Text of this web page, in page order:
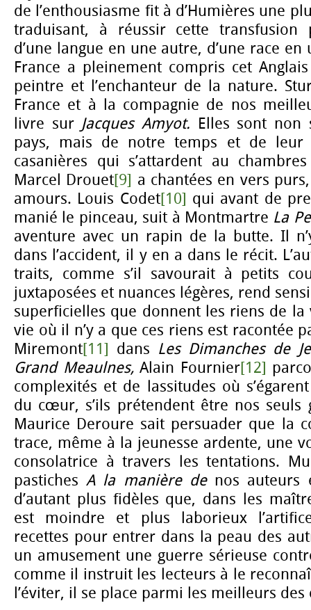
de l’enthousiasme fit à d’Humières une
traduisant, à réussir cette transfusion
d’une langue en une autre, d’une race
France a pleinement compris cet
peintre et l’enchanteur de la nature.
France et à la compagnie de nos
livre sur Jacques Amyot.
Elles sont non
pays, mais de notre temps et de leur
casanières qui s’attardent au
Marcel Drouet[9] a chantées en vers
amours. Louis Codet[10] qui avant de
manié le pinceau, suit à Montmartre La
aventure avec un rapin de la butte. Il
dans l’accident, il y en a dans le récit.
traits, comme s’il savourait à petits
juxtaposées et nuances légères, rend
superficielles que donnent les riens de la
vie où il n’y a que ces riens est racontée
Miremont[11] dans Les Dimanches de
Grand Meaulnes,Alain Fournier[12]
complexités et de lassitudes où
du cœur, s’ils prétendent être nos seuls
Maurice Deroure sait persuader que la
trace, même à la jeunesse ardente, une
consolatrice à travers les tentations.
pastichesA la manière denos auteurs
d’autant plus fidèles que, dans les
est moindre et plus laborieux
recettes pour entrer dans la peau des
un amusement une guerre sérieuse
comme il instruit les lecteurs à le
l’éviter, il se place parmi les meilleurs